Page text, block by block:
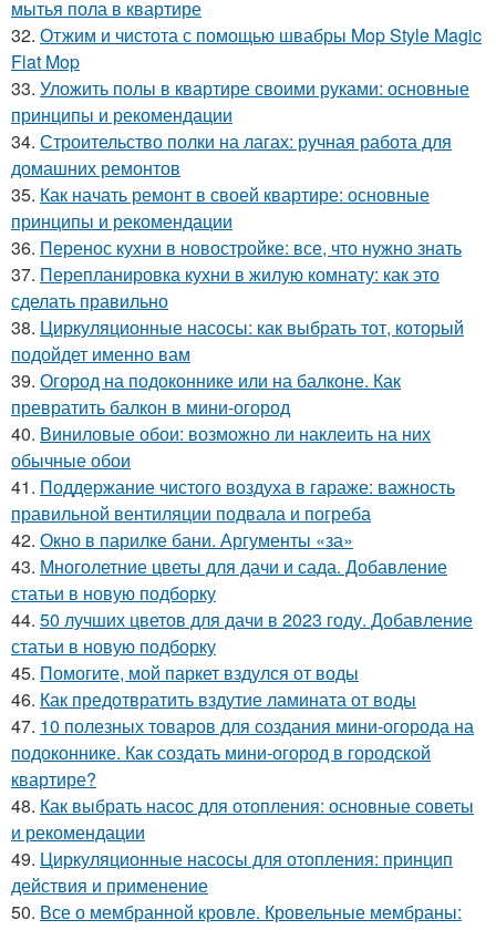
мытья пола в квартире
32. Отжим и чистота с помощью швабры Mop Style Magic
Flat Mop
33. Уложить полы в квартире своими руками: основные
принципы и рекомендации
34. Строительство полки на лагах: ручная работа для
домашних ремонтов
35. Как начать ремонт в своей квартире: основные
принципы и рекомендации
36. Перенос кухни в новостройке: все, что нужно знать
37. Перепланировка кухни в жилую комнату: как это
сделать правильно
38. Циркуляционные насосы: как выбрать тот, который
подойдет именно вам
39. Огород на подоконнике или на балконе. Как
превратить балкон в мини-огород
40. Виниловые обои: возможно ли наклеить на них
обычные обои
41. Поддержание чистого воздуха в гараже: важность
правильной вентиляции подвала и погреба
42. Окно в парилке бани. Аргументы «за»
43. Многолетние цветы для дачи и сада. Добавление
статьи в новую подборку
44. 50 лучших цветов для дачи в 2023 году. Добавление
статьи в новую подборку
45. Помогите, мой паркет вздулся от воды
46. Как предотвратить вздутие ламината от воды
47. 10 полезных товаров для создания мини-огорода на
подоконнике. Как создать мини-огород в городской
квартире?
48. Как выбрать насос для отопления: основные советы
и рекомендации
49. Циркуляционные насосы для отопления: принцип
действия и применение
50. Все о мембранной кровле. Кровельные мембраны: